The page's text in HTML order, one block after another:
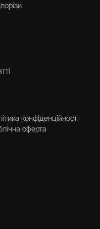
конфіденційності
оферта